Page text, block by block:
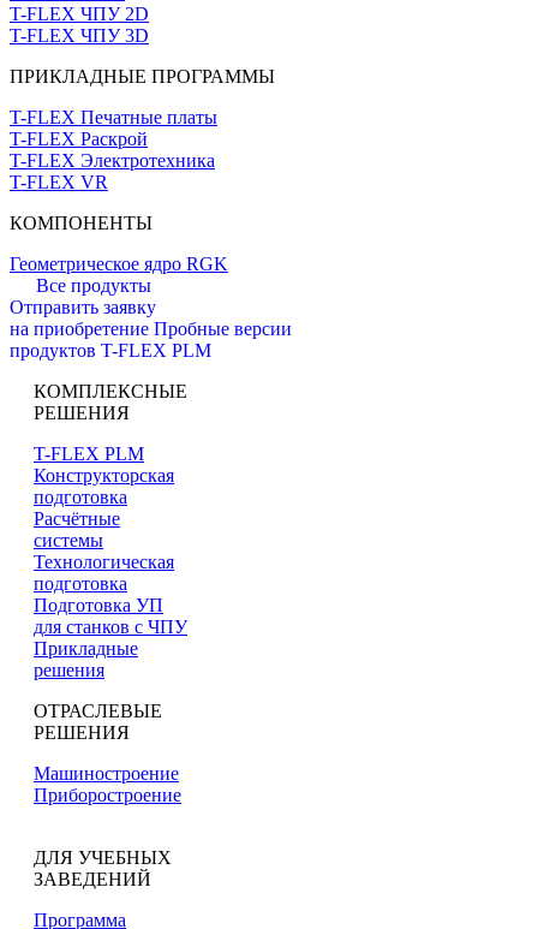
T-FLEX ЧПУ 2D
T-FLEX ЧПУ 3D
ПРИКЛАДНЫЕ ПРОГРАММЫ
T-FLEX Печатные платы
T-FLEX Раскрой
T-FLEX Электротехника
T-FLEX VR
КОМПОНЕНТЫ
Геометрическое ядро RGK
Все продукты
Отправить заявку
на приобретение Пробные версии
продуктов T-FLEX PLM
КОМПЛЕКСНЫЕ
РЕШЕНИЯ
T-FLEX PLM
Конструкторская
подготовка
Расчётные
системы
Технологическая
подготовка
Подготовка УП
для станков с ЧПУ
Прикладные
решения
ОТРАСЛЕВЫЕ
РЕШЕНИЯ
Машиностроение
Приборостроение
ДЛЯ УЧЕБНЫХ
ЗАВЕДЕНИЙ
Программа